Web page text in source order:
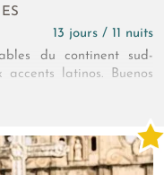
13 jours / 11 nuits
du continent sud-
latinos. Buenos
vivants, son tango et
merveilles naturelles.
océan et collines. Un
famille.